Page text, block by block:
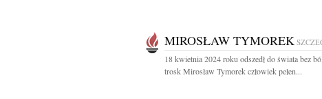
MIROSŁAW TYMOREK
18 kwietnia 2024 roku odszedł do świata bez
trosk Mirosław Tymorek człowiek pełen...